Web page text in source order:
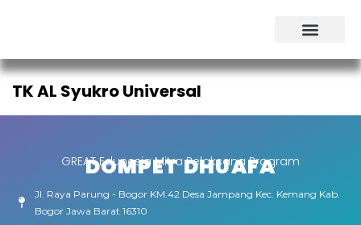
TK AL Syukro Universal
GREAT Edunesia Mitra Pelaksana Program
DOMPET DHUAFA
Jl. Raya Parung - Bogor KM.42 Desa Jampang Kec. Kemang Kab.
Bogor Jawa Barat 16310